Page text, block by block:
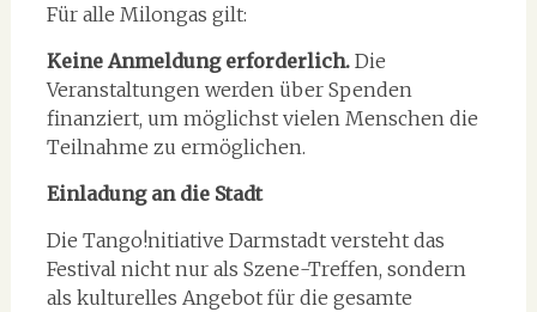
Für alle Milongas gilt:
Keine Anmeldung erforderlich.Die
Veranstaltungen werden über Spenden
finanziert, um möglichst vielen Menschen die
Teilnahme zu ermöglichen.
Einladung an die Stadt
Die Tango!nitiative Darmstadt versteht das
Festival nicht nur als Szene-Treffen, sondern
als kulturelles Angebot für die gesamte